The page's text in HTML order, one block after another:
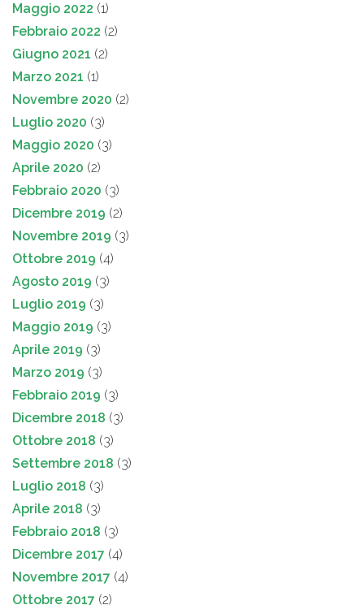
Maggio 2022 (1)
Febbraio 2022 (2)
Giugno 2021 (2)
Marzo 2021 (1)
Novembre 2020 (2)
Luglio 2020 (3)
Maggio 2020 (3)
Aprile 2020 (2)
Febbraio 2020 (3)
Dicembre 2019 (2)
Novembre 2019 (3)
Ottobre 2019 (4)
Agosto 2019 (3)
Luglio 2019 (3)
Maggio 2019 (3)
Aprile 2019 (3)
Marzo 2019 (3)
Febbraio 2019 (3)
Dicembre 2018 (3)
Ottobre 2018 (3)
Settembre 2018 (3)
Luglio 2018 (3)
Aprile 2018 (3)
Febbraio 2018 (3)
Dicembre 2017 (4)
Novembre 2017 (4)
Ottobre 2017 (2)